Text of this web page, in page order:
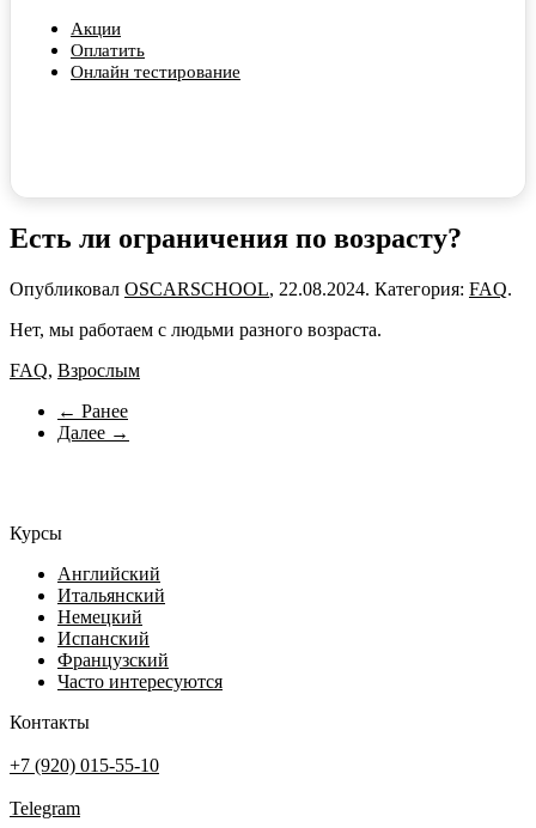
Акции
Оплатить
Онлайн тестирование
Есть ли ограничения по возрасту?
Опубликовал OSCARSCHOOL, 22.08.2024. Категория: FAQ.
Нет, мы работаем с людьми разного возраста.
FAQ, Взрослым
← Ранее
Далее →
Курсы
Английский
Итальянский
Немецкий
Испанский
Французский
Часто интересуются
Контакты
+7 (920) 015-55-10
Telegram